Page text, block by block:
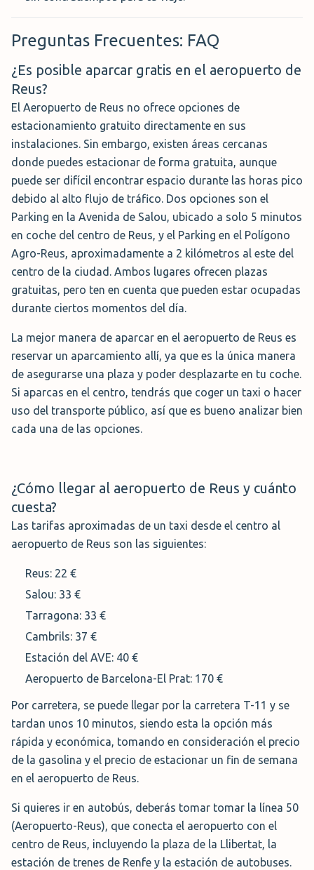
preocuparte por conducir a sus instalaciones, una vez tu
vehículo esté aparcado, te acercarán al aeropuerto en
videovigiladas las 24 horas y con guarda de seguridad
nocturno.
Precio:50 €/semana
Servicio:Plazas descubiertas y cubiertas con servicio de
lanzadera
Dirección:Km 3, Carretera N 240, 8, Perafort, Tarragona,
43152, España
Horario:07:00 - 20:00h
Parking con Servicio de Valet
Si estás corto de tiempo o prefieres evitar
complicaciones, ParkMundo ofrece un servicio de valet o
aparcacoches para tu conveniencia. Con un coste
adicional al reservar tu plaza, este servicio te permite
dejar tu vehículo en manos de un profesional al llegar al
aeropuerto.
Una vez que llegues al punto de encuentro designado, un
llamas a la compañía y tu coche será llevado de vuelta al
punto de recogida.
Desde allí, podrás recoger tu vehículo y dirigirte
demoras. Con el servicio de valet de ParkMundo, tu viaje
comienza y termina con comodidad y conveniencia.
Parking con servicio a pie:
aparcamiento aena en Reus
Prefieres estacionar a una distancia cómoda y caminar
hasta la terminal del Aeropuerto de Reus? Las opciones
oficiales de estacionamiento te ofrecen esa conveniencia
y tranquilidad que buscas antes de tu viaje.
pie de la terminal, estas opciones de estacionamiento
oficial te permiten dejar tu vehículo en un lugar seguro y
estar en la puerta de salida en pocos minutos. Además,
al elegir el estacionamiento oficial, tienes la garantía de
Preguntas Frecuentes: FAQ
¿Es posible aparcar gratis en el aeropuerto de
Reus?
El Aeropuerto de Reus no ofrece opciones de
estacionamiento gratuito directamente en sus
instalaciones. Sin embargo, existen áreas cercanas
donde puedes estacionar de forma gratuita, aunque
puede ser difícil encontrar espacio durante las horas pico
debido al alto flujo de tráfico. Dos opciones son el
Parking en la Avenida de Salou, ubicado a solo 5 minutos
en coche del centro de Reus, y el Parking en el Polígono
Agro-Reus, aproximadamente a 2 kilómetros al este del
centro de la ciudad. Ambos lugares ofrecen plazas
gratuitas, pero ten en cuenta que pueden estar ocupadas
durante ciertos momentos del día.
La mejor manera de aparcar en el aeropuerto de Reus es
reservar un aparcamiento allí, ya que es la única manera
de asegurarse una plaza y poder desplazarte en tu coche.
Si aparcas en el centro, tendrás que coger un taxi o hacer
uso del transporte público, así que es bueno analizar bien
cada una de las opciones.
¿Cómo llegar al aeropuerto de Reus y cuánto
cuesta?
Las tarifas aproximadas de un taxi desde el centro al
aeropuerto de Reus son las siguientes:
Reus: 22 €
Salou: 33 €
Tarragona: 33 €
Cambrils: 37 €
Estación del AVE: 40 €
Aeropuerto de Barcelona-El Prat: 170 €
Por carretera, se puede llegar por la carretera T-11 y se
tardan unos 10 minutos, siendo esta la opción más
rápida y económica, tomando en consideración el precio
de la gasolina y el precio de estacionar un fin de semana
en el aeropuerto de Reus.
Si quieres ir en autobús, deberás tomar tomar la línea 50
(Aeropuerto-Reus), que conecta el aeropuerto con el
centro de Reus, incluyendo la plaza de la Llibertat, la
estación de trenes de Renfe y la estación de autobuses.